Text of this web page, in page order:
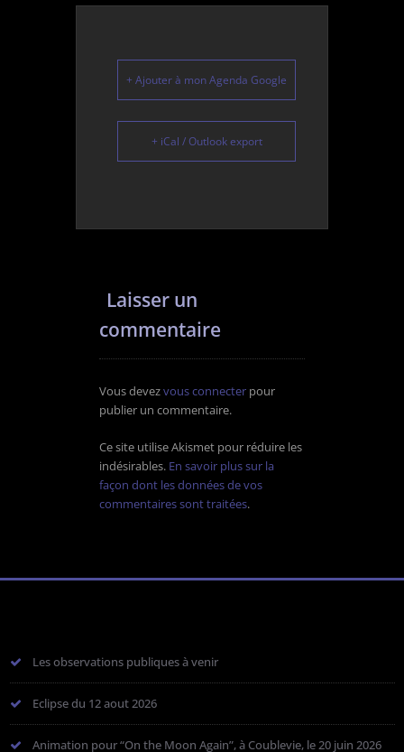
+ Ajouter à mon Agenda Google
+ iCal / Outlook export
Laisser un
commentaire
Vous devezvous connecter pour
publier un commentaire.
Ce site utilise Akismet pour réduire les
indésirables. En savoir plus sur la
façon dont les données de vos
commentaires sont traitées.
Les observations publiques à venir
Eclipse du 12 aout 2026
Animation pour “On the Moon Again”, à Coublevie, le 20 juin 2026